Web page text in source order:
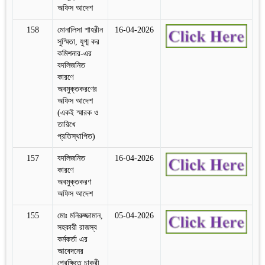
অফিস আদেশ
158
মোনালিসা শাহরীন
সুস্মিতা, যুগ্ম কর
কমিশনার-এর
বদলিজনিত
কারণে
অবমুক্তকরণের
অফিস আদেশ
(একই স্মারক ও
তারিখে
প্রতিস্থাপিত)
16-04-2026
157
বদলিজনিত
কারণে
অবমুক্তকরণ
অফিস আদেশ
16-04-2026
155
মোঃ মনিরুজ্জামান,
সহকারী রাজস্ব
কর্মকর্তা এর
আবেদনের
প্রেক্ষিতে চাকুরী
05-04-2026